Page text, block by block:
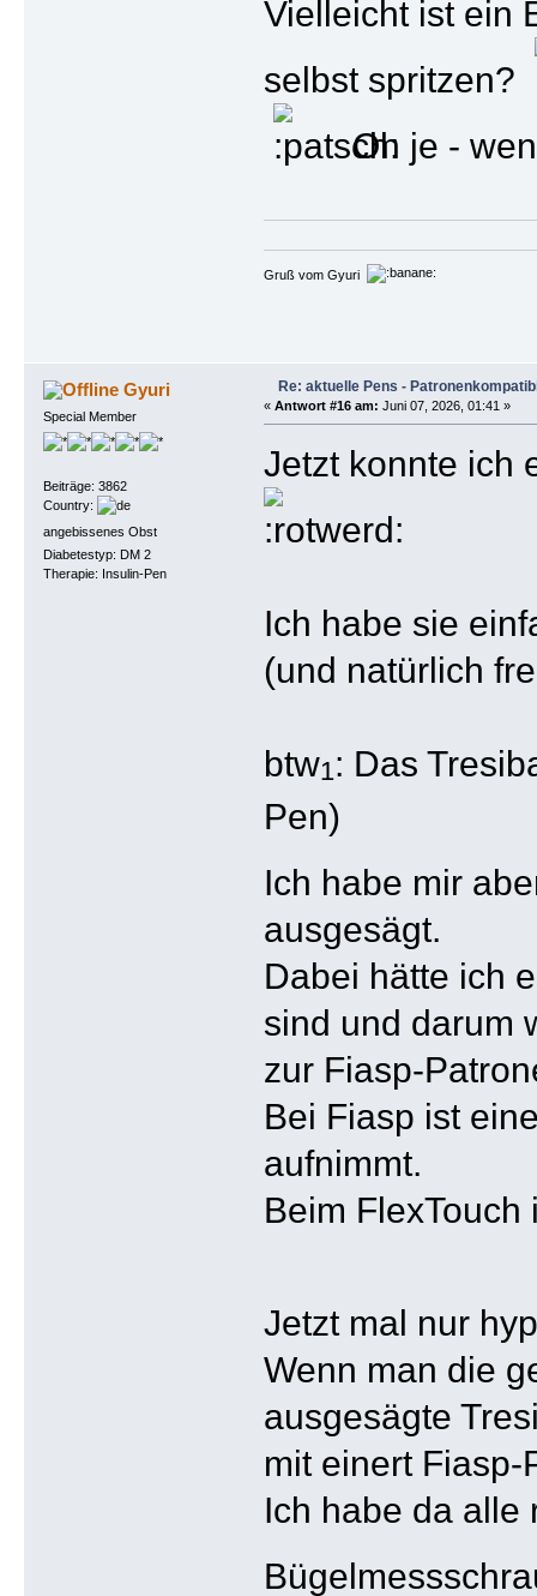
Vielleicht ist ein
selbst spritzen?
Oh je -
Gruß vom Gyuri
Gyuri
Special Member
Beiträge: 3862
Country:
angebissenes Obst
Diabetestyp: DM 2
Therapie: Insulin-Pen
Re: aktuelle Pens -
« Antwort #16 am: Juni 07, 2026, 01:41 »
Jetzt konnte ich
Ich habe sie
(und natürlich
btw1: Das
Pen)
Ich habe mir
ausgesägt.
Dabei hätte ich
sind und darum
zur Fiasp-
Bei Fiasp ist
aufnimmt.
Beim
Jetzt mal nur
Wenn man die
ausgesägte
mit einert Fiasp-
Ich habe da alle